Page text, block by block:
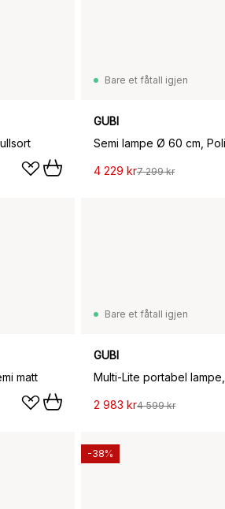
Bare et fåtall igjen
GUBI
Semi lampe Ø 60 cm,
4 229 kr7 299 kr
matt
Bare et fåtall igjen
GUBI
Multi-Lite portabel
2 983 kr4 599 kr
-38%